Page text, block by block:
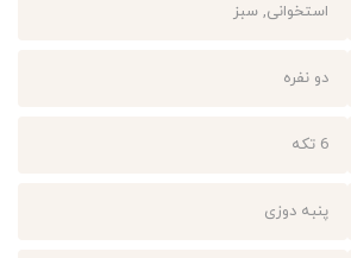
استخوانی, سبز
دو نفره
6 تکه
پنبه دوزی